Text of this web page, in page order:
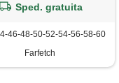
Sped. gratuita
46-48-50-52-54-56-58-60
Farfetch